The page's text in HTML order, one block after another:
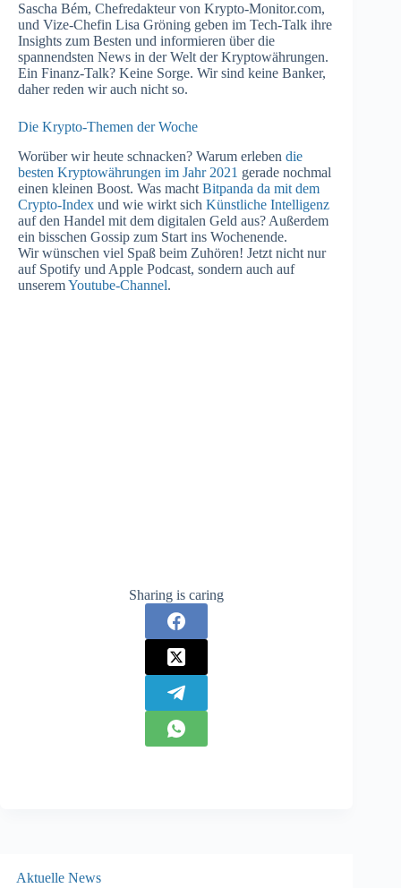
Sascha Bém, Chefredakteur von Krypto-Monitor.com,
und Vize-Chefin Lisa Gröning geben im Tech-Talk ihre
Insights zum Besten und informieren über die
spannendsten News in der Welt der Kryptowährungen.
Ein Finanz-Talk? Keine Sorge. Wir sind keine Banker,
daher reden wir auch nicht so.
Die Krypto-Themen der Woche
Worüber wir heute schnacken? Warum erleben die
besten Kryptowährungen im Jahr 2021 gerade nochmal
einen kleinen Boost. Was macht Bitpanda da mit dem
Crypto-Index und wie wirkt sich Künstliche Intelligenz
auf den Handel mit dem digitalen Geld aus? Außerdem
ein bisschen Gossip zum Start ins Wochenende.
Wir wünschen viel Spaß beim Zuhören! Jetzt nicht nur
auf Spotify und Apple Podcast, sondern auch auf
unseremYoutube-Channel.
Sharing is caring
Aktuelle News